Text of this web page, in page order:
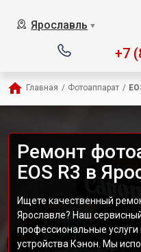
Ярославль ▼
+7
Главная / Фотоаппарат /
Ремонт
EOS R3 в
Ищете качественный
Ярославле? Наш
профессиональные
устройства Кэнон. Мы